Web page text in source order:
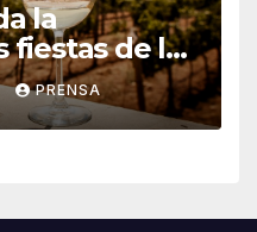
la
fiestas de la
PRENSA